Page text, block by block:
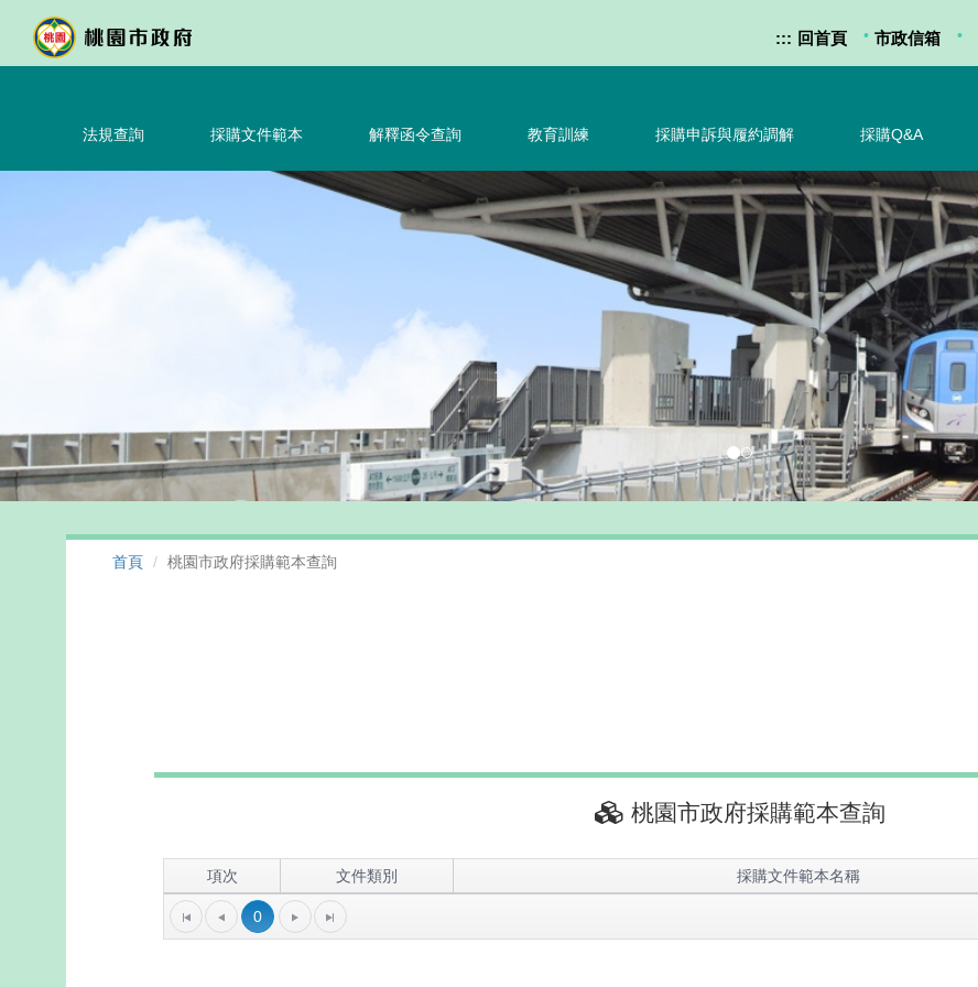
主
::: 回首頁 • 市政信箱 •
法規查詢 採購文件範本 解釋函令查詢 教育訓練 採購申訴與履約調解 採購Q&A
首頁 桃園市政府採購範本查詢
桃園市政府採購範本查詢
項次 文件類別 採購文件範本名稱
0